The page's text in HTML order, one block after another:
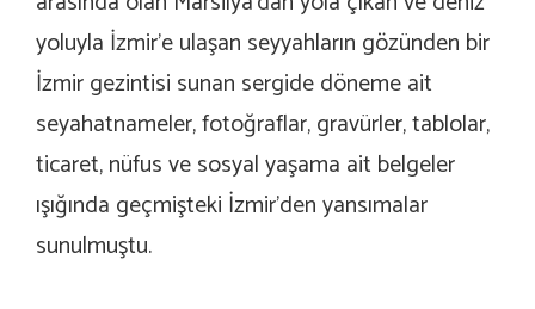
yoluyla İzmir’e ulaşan seyyahların gözünden bir
İzmir gezintisi sunan sergide döneme ait
seyahatnameler, fotoğraflar, gravürler, tablolar,
ticaret, nüfus ve sosyal yaşama ait belgeler
ışığında geçmişteki İzmir’den yansımalar
sunulmuştu.